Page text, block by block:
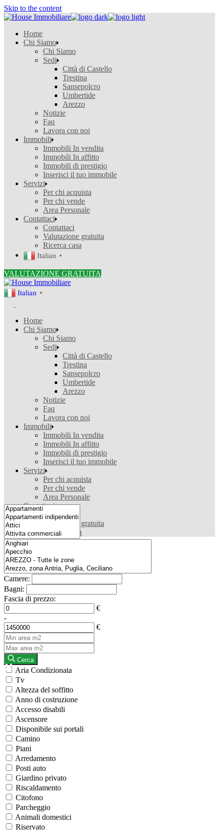
Skip to the content
Home
Chi Siamo
Chi Siamo
Sedi
Città di Castello
Trestina
Sansepolcro
Umbertide
Arezzo
Notizie
Faq
Lavora con noi
Immobili
Immobili In vendita
Immobili In affitto
Immobili di prestigio
Inserisci il tuo immobile
Servizi
Per chi acquista
Per chi vende
Area Personale
Contattaci
Contattaci
Valutazione gratuita
Ricerca casa
Italian ▼
VALUTAZIONE GRATUITA
Italian ▼
Home
Chi Siamo
Chi Siamo
Sedi
Città di Castello
Trestina
Sansepolcro
Umbertide
Arezzo
Notizie
Faq
Lavora con noi
Immobili
Immobili In vendita
Immobili In affitto
Immobili di prestigio
Inserisci il tuo immobile
Servizi
Per chi acquista
Per chi vende
Area Personale
Contattaci
Contattaci
Valutazione gratuita
Ricerca casa
Camere:
Bagni:
Fascia di prezzo:
€
-
€
Cerca
Aria Condizionata
Tv
Altezza del soffitto
Anno di costruzione
Accesso disabili
Ascensore
Disponibile sui portali
Camino
Piani
Arredamento
Posti auto
Giardino privato
Riscaldamento
Citofono
Parcheggio
Animali domestici
Riservato